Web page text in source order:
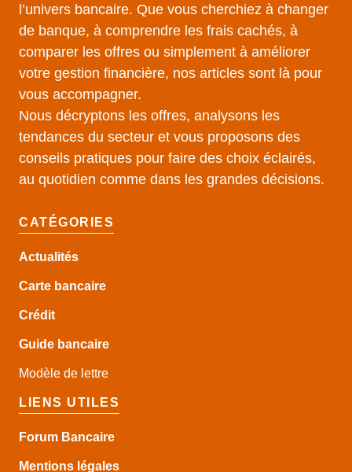
l’univers bancaire. Que vous cherchiez à changer
de banque, à comprendre les frais cachés, à
comparer les offres ou simplement à améliorer
votre gestion financière, nos articles sont là pour
vous accompagner.
Nous décryptons les offres, analysons les
tendances du secteur et vous proposons des
conseils pratiques pour faire des choix éclairés,
au quotidien comme dans les grandes décisions.
CATÉGORIES
Actualités
Carte bancaire
Crédit
Guide bancaire
Modèle de lettre
LIENS UTILES
Forum Bancaire
Mentions légales